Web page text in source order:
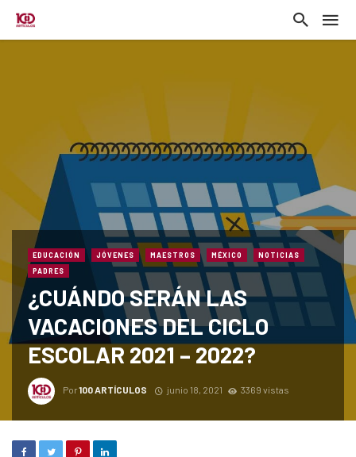
EDUCACIÓN JÓVENES MAESTROS MÉXICO
NOTICIAS
PADRES
¿CUÁNDO SERÁN LAS
VACACIONES DEL CICLO
ESCOLAR 2021 – 2022?
Por100 ARTÍCULOS junio 18, 2021 3369 vistas